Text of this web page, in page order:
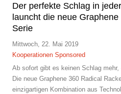
Der perfekte Schlag in
launcht die neue
Serie
Mittwoch, 22. Mai 2019
Kooperationen Sponsored
Ab sofort gibt es keinen Schlag
Die neue Graphene 360 Radical
einzigartigen Kombination aus